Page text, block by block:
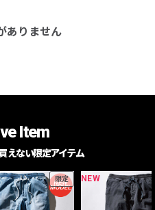
ありません
Item
えない限定アイテム
限定 NEW